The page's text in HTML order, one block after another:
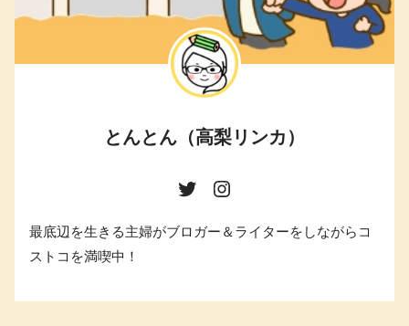
とんとん（高梨リンカ）
最底辺を生きる主婦がブロガー＆ライターをしながらコ
ストコを満喫中！